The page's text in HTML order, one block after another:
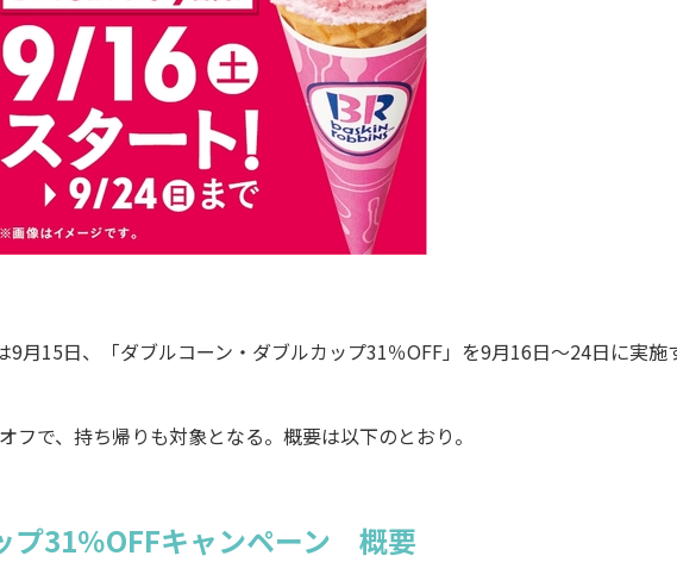
月15日、「ダブルコーン・ダブルカップ31％OFF」を9月16日～24日に実施
で、持ち帰りも対象となる。概要は以下のとおり。
プ31％OFFキャンペーン 概要